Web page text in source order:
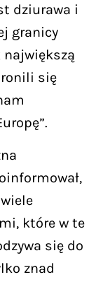
dziurawa i
granicy
największą
się
które w te
się do
znad